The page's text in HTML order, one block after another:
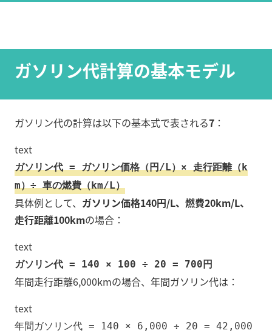
ガソリン代計算の基本モデル
ガソリン代の計算は以下の基本式で表される7 ：
text
ガソリン代 = ガソリン価格（円/L）× 走行距離（k
m）÷ 車の燃費（km/L）
具体例として、 ガソリン価格140円/L、燃費20km/L、
走行距離100kmの場合：
text
ガソリン代 = 140 × 100 ÷ 20 = 700円
年間走行距離6,000kmの場合、年間ガソリン代は：
text
年間ガソリン代 = 140 × 6,000 ÷ 20 = 42,000